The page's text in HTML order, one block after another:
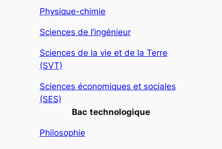
Physique-chimie
Sciences de l’ingénieur
Sciences de la vie et de la Terre
(SVT)
Sciences économiques et sociales
(SES)
Bac technologique
Philosophie